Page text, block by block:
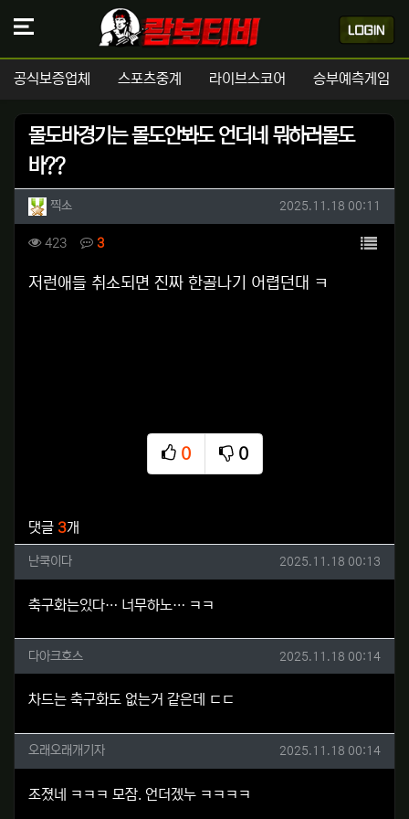
공식보증업체 스포츠중계 라이브스코어 승부예측게임
몰도바경기는 몰도안봐도 언더네 뭐하러몰도
바??
작성자 정보
찍소 작성일
2025.11.18 00:11
컨텐츠 정보
423조회 3댓글 목록
본문
저런애들 취소되면 진짜 한골나기 어렵던대 ㅋ
0
추천
0
비추천
댓글 3개
난쿡이다님의 댓글
난쿡이다 작성일
2025.11.18 00:13
축구화는있다… 너무하노… ㅋㅋ
다아크호스님의 댓글
다아크호스 작성일
2025.11.18 00:14
차드는 축구화도 없는거 같은데 ㄷㄷ
오래오래개기자님의 댓글
오래오래개기자 작성일
2025.11.18 00:14
조졌네 ㅋㅋㅋ 모잠. 언더겠누 ㅋㅋㅋㅋ